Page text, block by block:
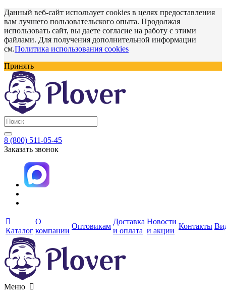
Данный веб-сайт использует cookies в целях предоставления
вам лучшего пользовательского опыта. Продолжая
использовать сайт, вы даете согласие на работу с этими
файлами. Для получения дополнительной информации
см.Политика использования cookies
Принять
8 (800) 511-05-45
Заказать звонок
Каталог
О
компании
Оптовикам
Доставка
и оплата
Новости
и акции
Контакты
Меню